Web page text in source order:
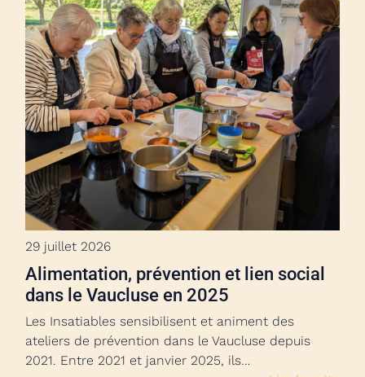
29 juillet 2026
Alimentation, prévention et lien social
dans le Vaucluse en 2025
Les Insatiables sensibilisent et animent des
ateliers de prévention dans le Vaucluse depuis
2021. Entre 2021 et janvier 2025, ils…